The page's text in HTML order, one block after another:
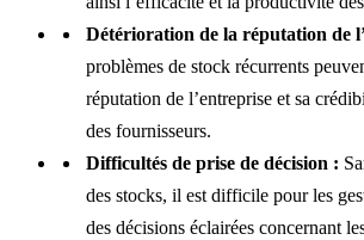
Détérioration de la réputation de
problèmes de stock récurrents
réputation de l’entreprise et sa
des fournisseurs.
Difficultés de prise de décision :
des stocks, il est difficile pour les
des décisions éclairées concernant